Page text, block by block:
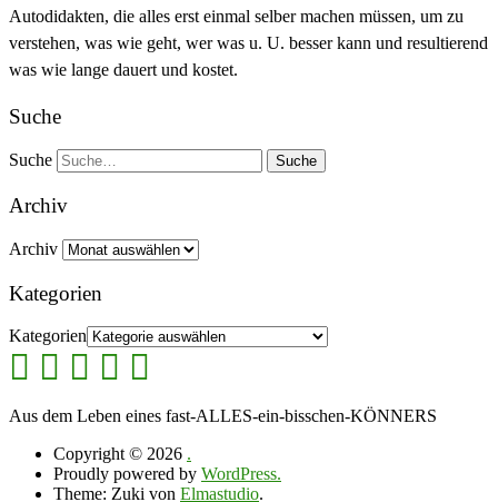
Autodidakten, die alles erst einmal selber machen müssen, um zu
verstehen, was wie geht, wer was u. U. besser kann und resultierend
was wie lange dauert und kostet.
Suche
Suche
Archiv
Archiv
Kategorien
Kategorien
Aus dem Leben eines fast-ALLES-ein-bisschen-KÖNNERS
Copyright © 2026 .
Proudly powered by WordPress.
Theme: Zuki von Elmastudio.